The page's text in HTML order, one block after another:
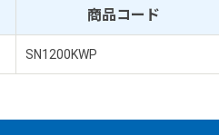
商品コード
SN1200KWP